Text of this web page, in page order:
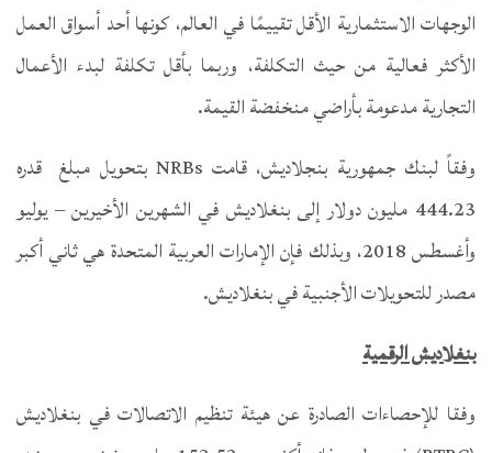
الوجهات الاستثمارية الأقل تقييمًا في العالم، كونها أحد أسواق العمل
الأكثر فعالية من حيث التكلفة، وربما بأقل تكلفة لبدء الأعمال
التجارية مدعومة بأراضي منخفضة القيمة.
وفقاً لبنك جمهورية بنجلاديش، قامت NRBs بتحويل مبلغ قدره
444.23 مليون دولار إلى بنغلاديش في الشهرين الأخيرين – يوليو
وأغسطس 2018، وبذلك فإن الإمارات العربية المتحدة هي ثاني أكبر
مصدر للتحويلات الأجنبية في بنغلاديش.
بنغلاديش الرقمية
وفقا للإحصاءات الصادرة عن هيئة تنظيم الاتصالات في بنغلاديش